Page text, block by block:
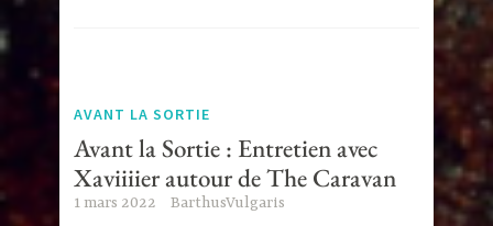
AVANT LA SORTIE
Avant la Sortie : Entretien avec
Xaviiiier autour de The Caravan
1 mars 2022 BarthusVulgaris